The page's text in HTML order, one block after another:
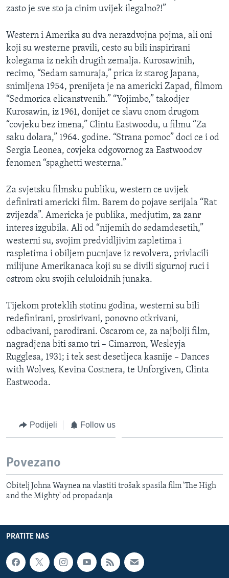
zasto je sve sto ja cinim uvijek ilegalno?!”
Western i Amerika su dva nerazdvojna pojma, ali oni
koji su westerne pravili, cesto su bili inspirirani
kolegama iz nekih drugih zemalja. Kurosawinih,
recimo, “Sedam samuraja,” prica iz starog Japana,
snimljena 1954, prenijeta je na americki Zapad, filmom
“Sedmorica elicanstvenih.” “Yojimbo,” takodjer
Kurosawin, iz 1961, donijet ce slavu onom drugom
“covjeku bez imena,” Clintu Eastwoodu, u filmu “Za
saku dolara,” 1964. godine. “Strana pomoc” doci ce i od
Sergia Leonea, covjeka odgovornog za Eastwoodov
fenomen “spaghetti westerna.”
Za svjetsku filmsku publiku, western ce uvijek
definirati americki film. Barem do pojave serijala “Rat
zvijezda”. Americka je publika, medjutim, za zanr
interes izgubila. Ali od “nijemih do sedamdesetih,”
westerni su, svojim predvidljivim zapletima i
raspletima i obiljem pucnjave iz revolvera, privlacili
milijune Amerikanaca koji su se divili sigurnoj ruci i
ostrom oku svojih celuloidnih junaka.
Tijekom proteklih stotinu godina, westerni su bili
redefinirani, prosirivani, ponovno otkrivani,
odbacivani, parodirani. Oscarom ce, za najbolji film,
nagradjena biti samo tri – Cimarron, Wesleyja
Rugglesa, 1931; i tek sest desetljeca kasnije – Dances
with Wolves, Kevina Costnera, te Unforgiven, Clinta
Eastwooda.
Podijeli Follow us
Povezano
Obitelj Johna Waynea na vlastiti trošak spasila film 'The High
and the Mighty' od propadanja
PRATITE NAS